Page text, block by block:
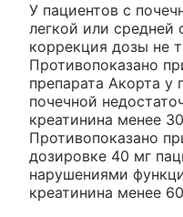
У пациентов с
легкой или средней
коррекция дозы не
Противопоказано
препарата Акорта у
почечной
креатинина менее
Противопоказано
дозировке 40 мг
нарушениями
креатинина менее